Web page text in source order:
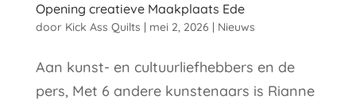
Opening creatieve Maakplaats Ede
door Kick Ass Quilts mei 2, 2026 Nieuws
Aan kunst- en cultuurliefhebbers en de
pers, Met 6 andere kunstenaars is Rianne